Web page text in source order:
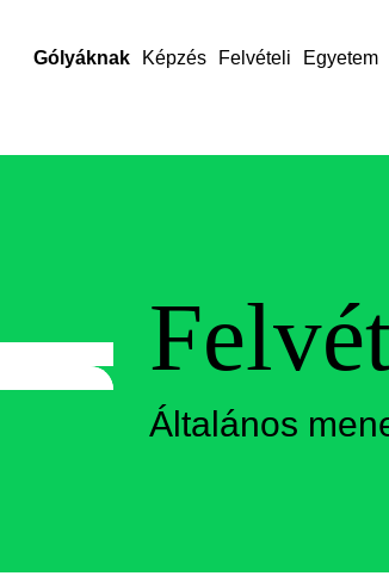
Gólyáknak Képzés Felvételi Egyetem
Általános